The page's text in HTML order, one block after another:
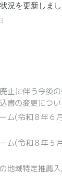
況を更新しまし
止に伴う今後
書の変更につ
ム(令和８年６
ム(令和８年５
地域特定推薦